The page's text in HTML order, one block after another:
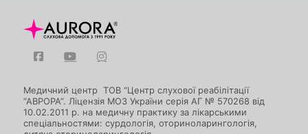
Медичний центр ТОВ “Центр слухової реабілітації
“АВРОРА”. Ліцензія МОЗ України серія АГ № 570268 від
10.02.2011 р. на медичну практику за лікарськими
спеціальностями: сурдологія, оториноларингологія,